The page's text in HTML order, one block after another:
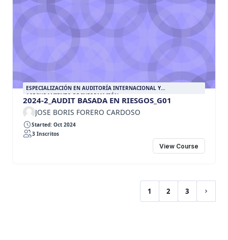
ESPECIALIZACIÓN EN AUDITORÍA INTERNACIONAL Y
ASEGURAMIENTO DE INFORMACIÓN
2024-2_AUDIT BASADA EN RIESGOS_G01
JOSE BORIS FORERO CARDOSO
Started: Oct 2024
3 Inscritos
View Course
1
(current)
2 3